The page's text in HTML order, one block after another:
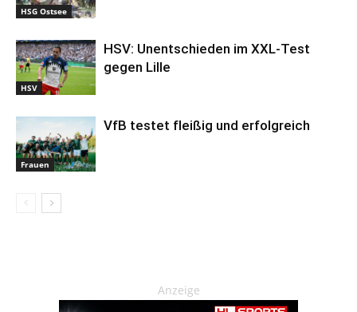
HSG Ostsee
HSV
HSV: Unentschieden im XXL-Test
gegen Lille
Frauen
VfB testet fleißig und erfolgreich
Anzeige